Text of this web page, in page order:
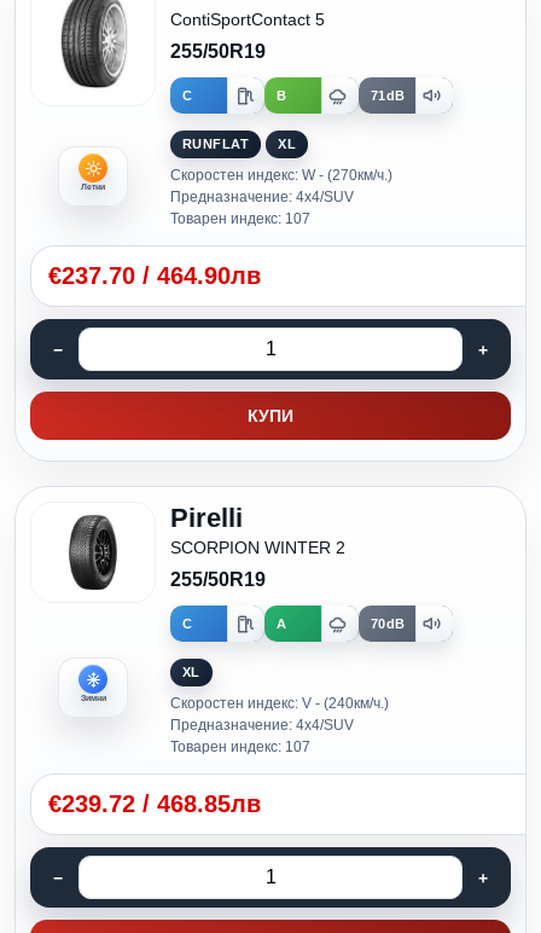
Летни
ContiSportContact 5
255/50R19
C B 71dB
RUNFLAT XL
Скоростен индекс: W - (270км/ч.)
Предназначение: 4x4/SUV
Товарен индекс: 107
€237.70 / 464.90лв
КУПИ
Зимни
Pirelli
SCORPION WINTER 2
255/50R19
C A 70dB
XL
Скоростен индекс: V - (240км/ч.)
Предназначение: 4x4/SUV
Товарен индекс: 107
€239.72 / 468.85лв